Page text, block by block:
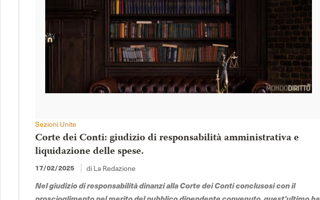
Sezioni Unite
Corte dei Conti: giudizio di responsabilità amministrativa e
liquidazione delle spese.
17/02/2025
di La Redazione
Nel giudizio di responsabilità dinanzi alla Corte dei Conti conclusosi con il